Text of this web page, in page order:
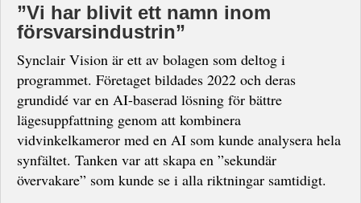
”Vi har blivit ett namn inom
försvarsindustrin”
Synclair Vision är ett av bolagen som deltog i
programmet. Företaget bildades 2022 och deras
grundidé var en AI-baserad lösning för bättre
lägesuppfattning genom att kombinera
vidvinkelkameror med en AI som kunde analysera hela
synfältet. Tanken var att skapa en ”sekundär
övervakare” som kunde se i alla riktningar samtidigt.